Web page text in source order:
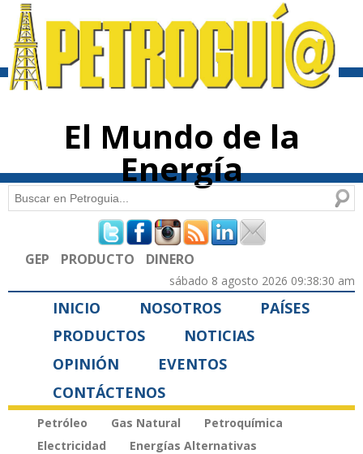
contenido
El Mundo de la
Energía
Formulario de búsqueda
Buscar
GEP PRODUCTO DINERO
sábado 8 agosto 2026 09:38:30 am
INICIO NOSOTROS
PAÍSES
PRODUCTOS
NOTICIAS
OPINIÓN
EVENTOS
CONTÁCTENOS
Petróleo Gas Natural
Petroquímica
Electricidad
Energías Alternativas